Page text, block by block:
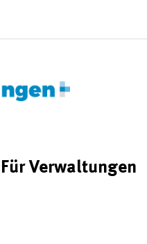
Für Verwaltungen